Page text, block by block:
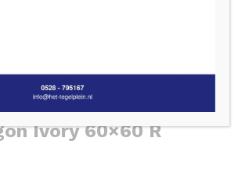
Ivory 60×60 R